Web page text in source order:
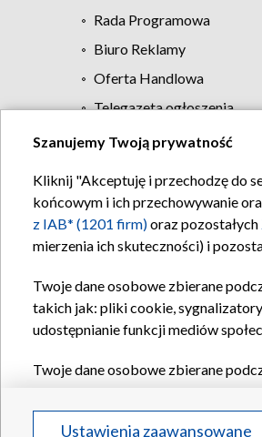
Rada Programowa
Biuro Reklamy
Oferta Handlowa
Telegazeta ogłoszenia
Szanujemy Twoją prywatność
Kliknij "Akceptuję i przechodzę do
końcowym i ich przechowywanie
z IAB* (1201 firm)oraz pozostałych
mierzenia ich skuteczności) i
Twoje dane osobowe zbierane
takich jak: pliki cookie,
udostępnianie funkcji mediów
Twoje dane osobowe zbierane
Partnerów TVPdla realizacji
Ustawienia zaawansowane